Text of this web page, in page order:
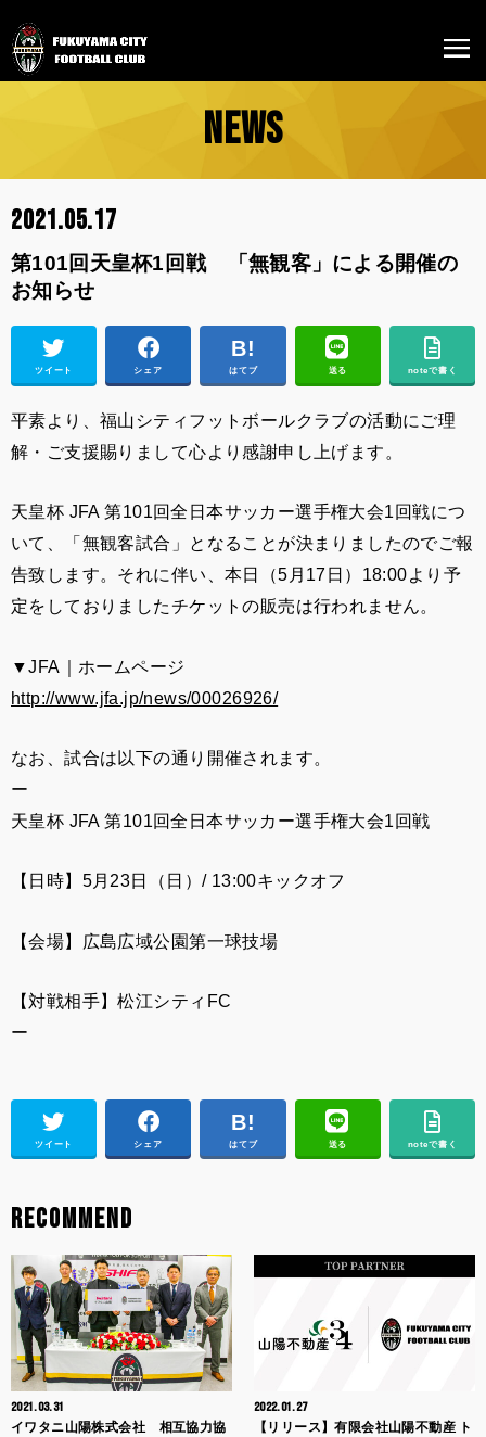
NEWS
2021.05.17
第101回天皇杯1回戦 「無観客」による開催の
お知らせ
ツイート シェア はてブ 送る noteで書く
平素より、福山シティフットボールクラブの活動にご理
解・ご支援賜りまして心より感謝申し上げます。
天皇杯 JFA 第101回全日本サッカー選手権大会1回戦につ
いて、「無観客試合」となることが決まりましたのでご報
告致します。それに伴い、本日（5月17日）18:00より予
定をしておりましたチケットの販売は行われません。
▼JFA｜ホームページ
http://www.jfa.jp/news/00026926/
なお、試合は以下の通り開催されます。
ー
天皇杯 JFA 第101回全日本サッカー選手権大会1回戦
【日時】5月23日（日）/ 13:00キックオフ
【会場】広島広域公園第一球技場
【対戦相手】松江シティFC
ー
ツイート シェア はてブ 送る noteで書く
RECOMMEND
2021.03.31
イワタニ山陽株式会社 相互協力協
2022.01.27
【リリース】有限会社山陽不動産 ト